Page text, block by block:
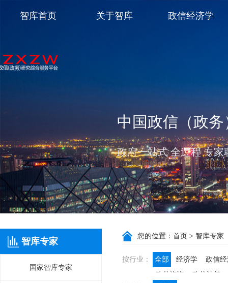
中国政信（政
政府一站式 全过程 专
智库首页 关于智库 政信经济学
智库专家
国家智库专家
您的位置： 首页 > 智库专家
按行业： 全部 经济学
政信
政信咨询
政信法律